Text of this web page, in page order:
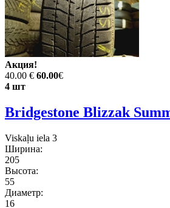
Акция!
40.00 € 60.00€
4 шт
Bridgestone Blizzak
Viskaļu iela 3
Ширина:
205
Высота:
55
Диаметр:
16